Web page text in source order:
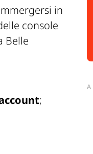
in
console
Belle
;